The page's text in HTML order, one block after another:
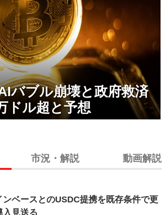
バブル崩壊と政府救済
ドル超と予想
市況・解説 動画解説
ベースとのUSDC提携を既存条件で更
見送る